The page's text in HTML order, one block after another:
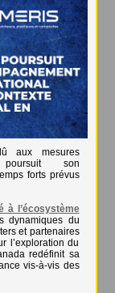
aux mesures
poursuit son
forts prévus
à l’écosystème
dynamiques du
et partenaires
l’exploration du
redéfinit sa
vis-à-vis des